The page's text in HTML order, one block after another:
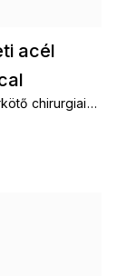
acél
chirurgiai